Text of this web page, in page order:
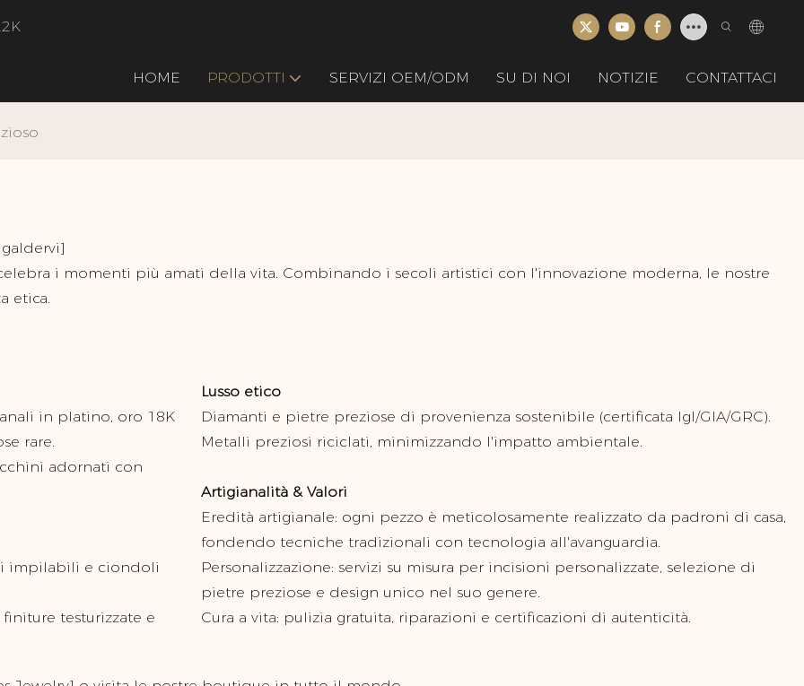
HOME PRODOTTI SERVIZI OEM/ODM SU DI NOI NOTIZIE CONTATTACI
i momenti più amati della vita. Combinando i secoli artistici con l'innovazione moderna, le nostre
etica.
in platino, oro 18K
rare.
adornati con
impilabili e ciondoli
testurizzate e
Lusso etico
Diamanti e pietre preziose di provenienza sostenibile (certificata IgI/GIA/GRC).
Metalli preziosi riciclati, minimizzando l'impatto ambientale.
Artigianalità & Valori
Eredità artigianale: ogni pezzo è meticolosamente realizzato da padroni di casa,
fondendo tecniche tradizionali con tecnologia all'avanguardia.
Personalizzazione: servizi su misura per incisioni personalizzate, selezione di
pietre preziose e design unico nel suo genere.
Cura a vita: pulizia gratuita, riparazioni e certificazioni di autenticità.